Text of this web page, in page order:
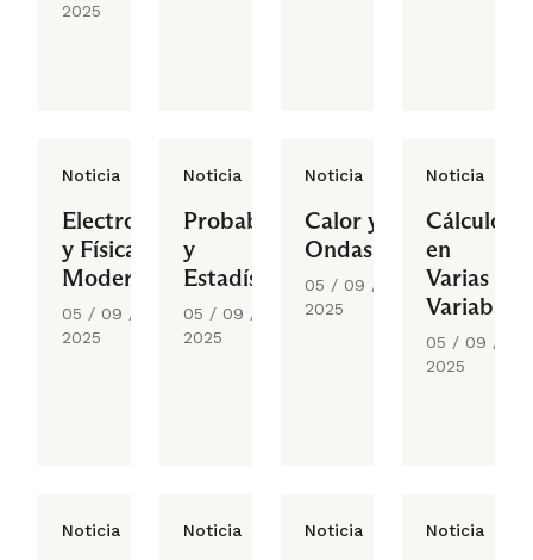
2025
Noticia
Electromagnetismo
y Física
Moderna
05 / 09 /
2025
Noticia
Probabilidades
y
Estadísticas
05 / 09 /
2025
Noticia
Calor y
Ondas
05 / 09 /
2025
Noticia
Cálculo
en
Varias
Variables
05 / 09 /
2025
Noticia Noticia Noticia Noticia